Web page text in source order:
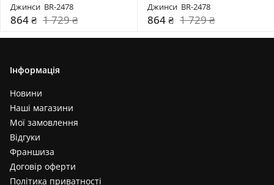
Джинси  BR-2478
864 ₴ 1 729 ₴
Джинси  BR-2478
864 ₴ 1 729 ₴
Інформація
Новини
Наші магазини
Мої замовлення
Відгуки
Франшиза
Договір оферти
Політика приватності